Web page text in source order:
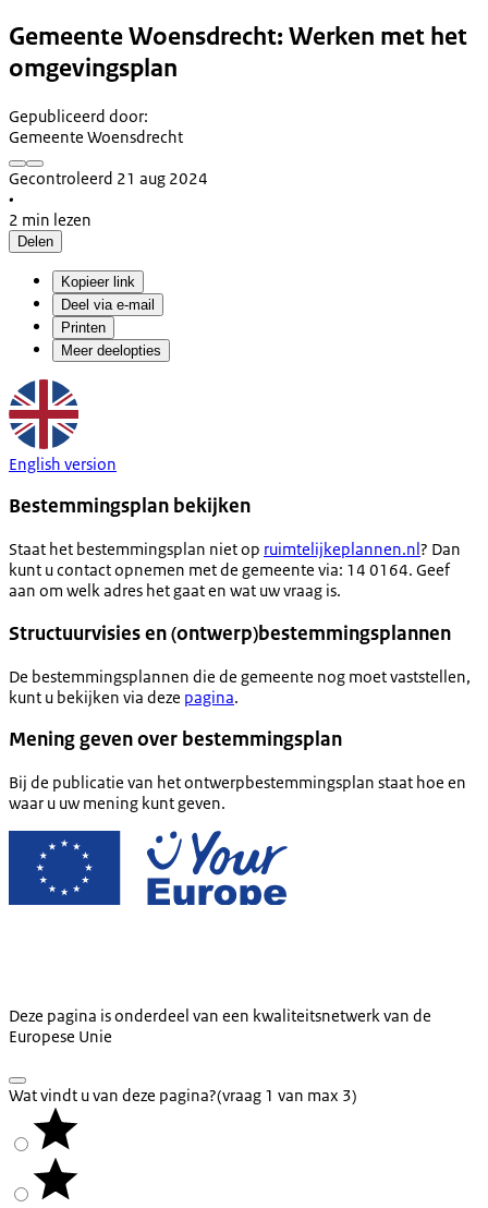
Gemeente Woensdrecht: Werken met het
omgevingsplan
Gepubliceerd door:
Gemeente Woensdrecht
Gecontroleerd 21 aug 2024
•
2 min lezen
Delen
Kopieer link
Deel via e-mail
Printen
Meer deelopties
English version
Bestemmingsplan bekijken
Staat het bestemmingsplan niet op ruimtelijkeplannen.nl? Dan
kunt u contact opnemen met de gemeente via: 14 0164. Geef
aan om welk adres het gaat en wat uw vraag is.
Structuurvisies en (ontwerp)bestemmingsplannen
De bestemmingsplannen die de gemeente nog moet vaststellen,
kunt u bekijken via deze pagina.
Mening geven over bestemmingsplan
Bij de pu­bli­ca­tie van het ont­werpbe­stem­mings­plan staat hoe en
waar u uw mening kunt geven.
Deze pagina is onderdeel van een kwaliteitsnetwerk van de
Europese Unie
Wat vindt u van deze pagina?(vraag 1 van max 3)